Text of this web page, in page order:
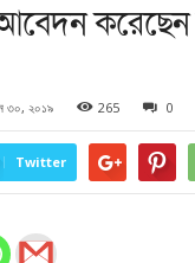
৩০, ২০১৯ 265 0
Twitter